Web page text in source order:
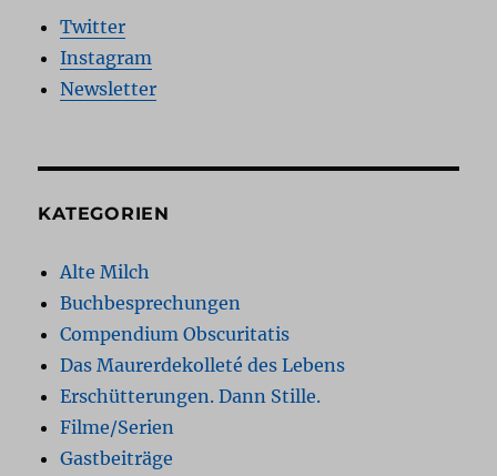
Twitter
Instagram
Newsletter
KATEGORIEN
Alte Milch
Buchbesprechungen
Compendium Obscuritatis
Das Maurerdekolleté des Lebens
Erschütterungen. Dann Stille.
Filme/Serien
Gastbeiträge